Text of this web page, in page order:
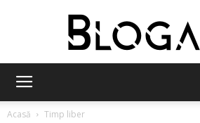
Acasă Timp liber